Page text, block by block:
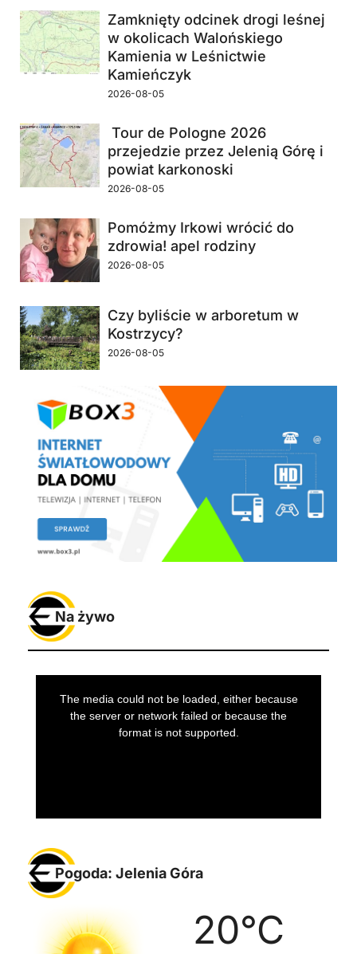
Zamknięty odcinek drogi leśnej
w okolicach Walońskiego
Kamienia w Leśnictwie
Kamieńczyk
2026-08-05
Tour de Pologne 2026
przejedzie przez Jelenią Górę i
powiat karkonoski
2026-08-05
Pomóżmy Irkowi wrócić do
zdrowia! apel rodziny
2026-08-05
Czy byliście w arboretum w
Kostrzycy?
2026-08-05
Na żywo
Pogoda: Jelenia Góra
20°C